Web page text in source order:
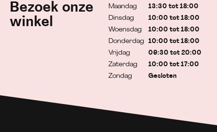
Bezoek onze
winkel
Maandag
Dinsdag
Woensdag
Donderdag
Vrijdag
Zaterdag
Zondag
13:30 tot 18:00
10:00 tot 18:00
10:00 tot 18:00
10:00 tot 18:00
09:30 tot 20:00
10:00 tot 17:00
Gesloten